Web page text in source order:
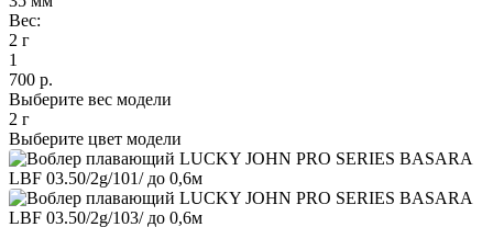
Вес:
2 г
1
700 р.
Выберите вес модели
2 г
Выберите цвет модели